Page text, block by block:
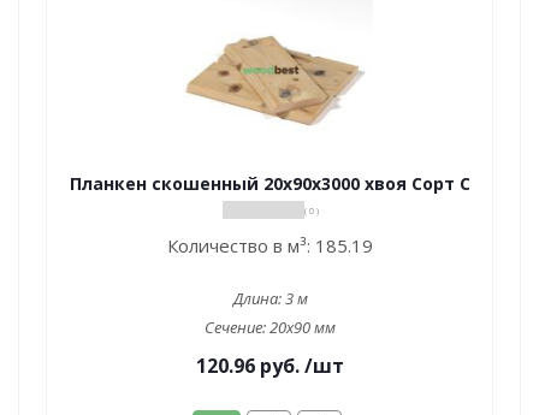
Планкен скошенный 20х90х3000 хвоя Сорт С
( 0 )
Количество в м³: 185.19
Длина:3 м
Сечение:20x90 мм
120.96 руб./шт